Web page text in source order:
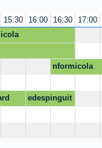
15:30 16:00 16:30 17:00
nformicola
edespinguit
ard